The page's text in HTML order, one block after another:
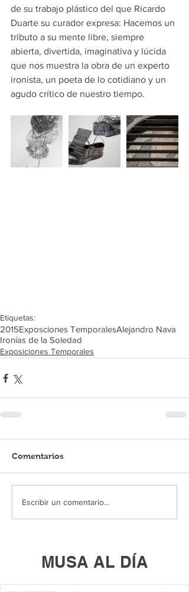
de su trabajo plástico del que Ricardo
Duarte su curador expresa: Hacemos un
tributo a su mente libre, siempre
abierta, divertida, imaginativa y lúcida
que nos muestra la obra de un experto
ironista, un poeta de lo cotidiano y un
agudo crítico de nuestro tiempo.
Etiquetas:
2015Exposciones TemporalesAlejandro Nava
Ironías de la Soledad
Exposiciones Temporales
Comentarios
Escribir un comentario...
MUSA AL DÍA